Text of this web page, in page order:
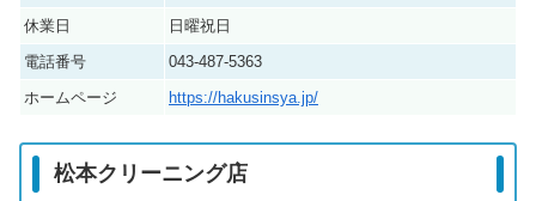
休業日
日曜祝日
電話番号
043-487-5363
ホームページ
https://hakusinsya.jp/
松本クリーニング店